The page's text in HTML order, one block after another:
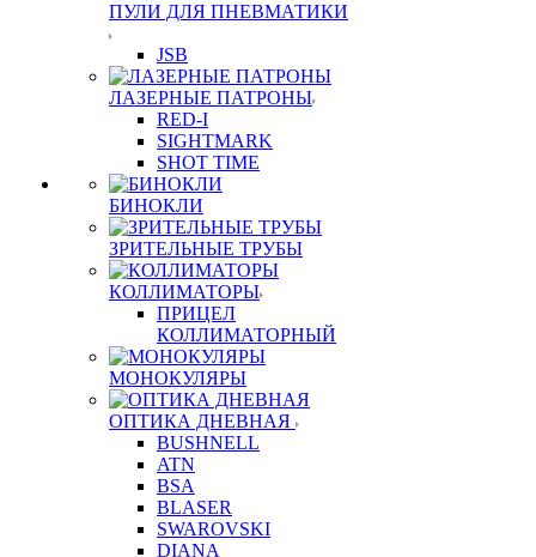
ПУЛИ ДЛЯ ПНЕВМАТИКИ
JSB
ЛАЗЕРНЫЕ ПАТРОНЫ
RED-I
SIGHTMARK
SHOT TIME
БИНОКЛИ
ЗРИТЕЛЬНЫЕ ТРУБЫ
КОЛЛИМАТОРЫ
ПРИЦЕЛ
КОЛЛИМАТОРНЫЙ
МОНОКУЛЯРЫ
ОПТИКА ДНЕВНАЯ
BUSHNELL
ATN
BSA
BLASER
SWAROVSKI
DIANA